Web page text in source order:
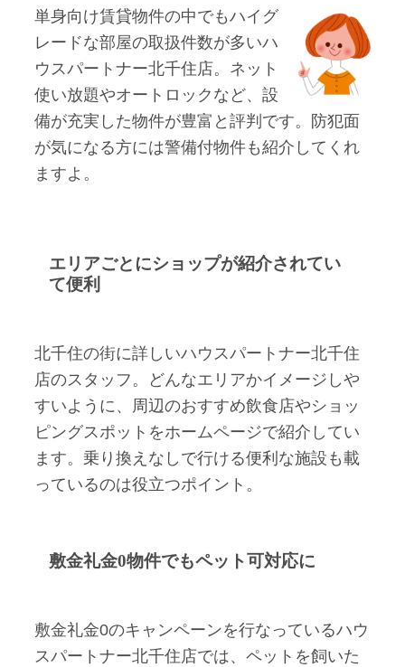
単身向け賃貸物件の中でもハイグ
レードな部屋の取扱件数が多いハ
ウスパートナー北千住店。ネット
使い放題やオートロックなど、設
備が充実した物件が豊富と評判です。防犯面
が気になる方には警備付物件も紹介してくれ
ますよ。
エリアごとにショップが紹介されてい
て便利
北千住の街に詳しいハウスパートナー北千住
店のスタッフ。どんなエリアかイメージしや
すいように、周辺のおすすめ飲食店やショッ
ピングスポットをホームページで紹介してい
ます。乗り換えなしで行ける便利な施設も載
っているのは役立つポイント。
敷金礼金0物件でもペット可対応に
敷金礼金0のキャンペーンを行なっているハウ
スパートナー北千住店では、ペットを飼いた